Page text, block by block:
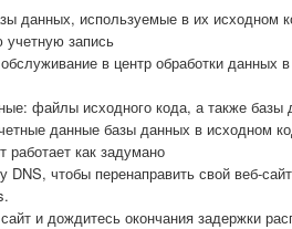
данных, используемые в их исходном
учетную запись
в центр обработки данных
файлы исходного кода, а также базы
данные базы данных в исходном
работает как задумано
DNS, чтобы перенаправить свой веб-
и дождитесь окончания задержки